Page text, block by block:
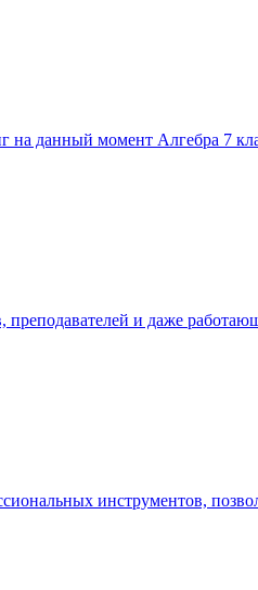
на данный момент
и даже
инструментов,